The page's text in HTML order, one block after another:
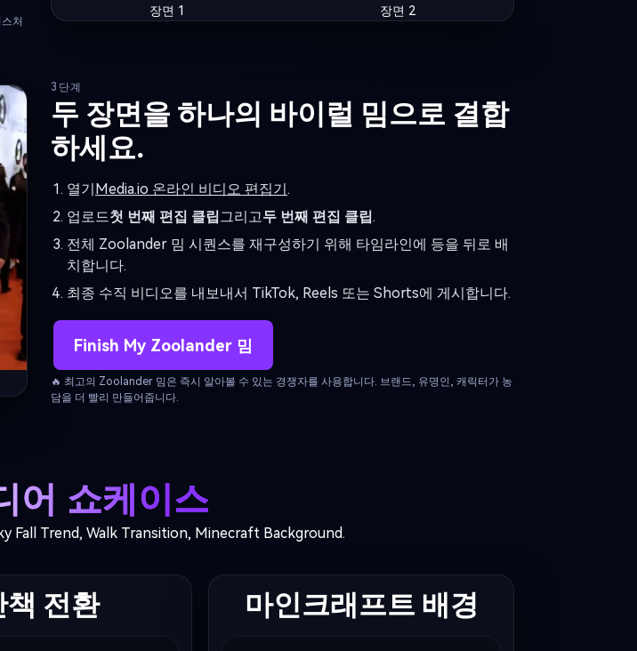
장면 1 장면 2
처
3단계
두 장면을 하나의 바이럴 밈으로 결합
하세요.
열기Media.io 온라인 비디오 편집기.
업로드첫 번째 편집 클립그리고두 번째 편집 클립.
전체 Zoolander 밈 시퀀스를 재구성하기 위해 타임라인에 등을 뒤로 배
치합니다.
최종 수직 비디오를 내보내서 TikTok, Reels 또는 Shorts에 게시합니다.
Finish My Zoolander 밈
🔥 최고의 Zoolander 밈은 즉시 알아볼 수 있는 경쟁자를 사용합니다. 브랜드, 유명인, 캐릭터가 농
담을 더 빨리 만들어줍니다.
어 쇼케이스
Fall Trend, Walk Transition, Minecraft Background.
책 전환 마인크래프트 배경